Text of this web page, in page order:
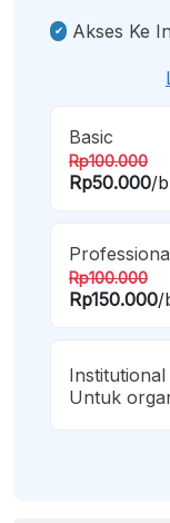
Akses Ke
Basic
Rp100.000
Rp50.000/
Rp100.000
Rp150.000/
Institutional
Untuk